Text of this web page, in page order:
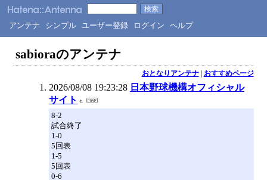
アンテナ シンプル ユーザー登録 ログイン ヘルプ
sabioraのアンテナ
おとなりアンテナ| おすすめページ
2026/08/08 19:23:28 日本野球機構オフィシャル
サイト
8-2
試合終了
1-0
5回表
1-5
5回表
0-6